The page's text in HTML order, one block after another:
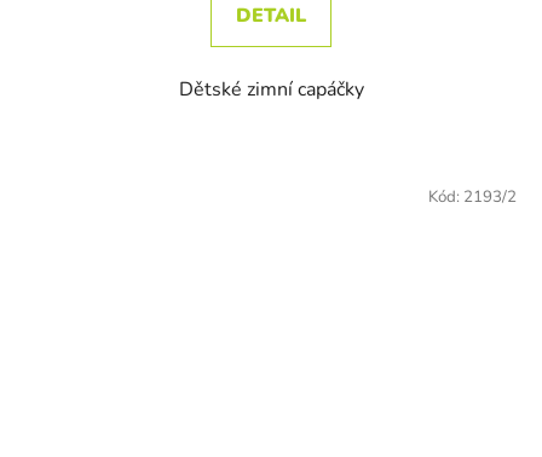
DETAIL
Dětské zimní capáčky
Kód: 2193/2